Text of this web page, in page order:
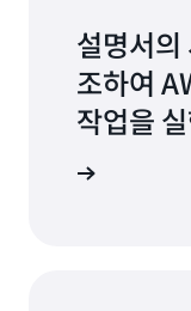
설명서의
조하여
작업을